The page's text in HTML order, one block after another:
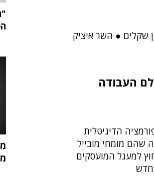
תוך שבוע בעלות של 5 מיליון שקלים ● השר איציק
העבודה
הדיגיטלית
שהם מומחי מובייל
למעגל המועסקים